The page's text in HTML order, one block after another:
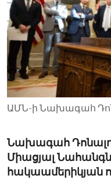
ENVIRONMENT AND
IDEALS AND
ԱՄՆ-ի Նախագահ
Նախագահ Դոնալդ
Միացյալ
հակաամերիկյան